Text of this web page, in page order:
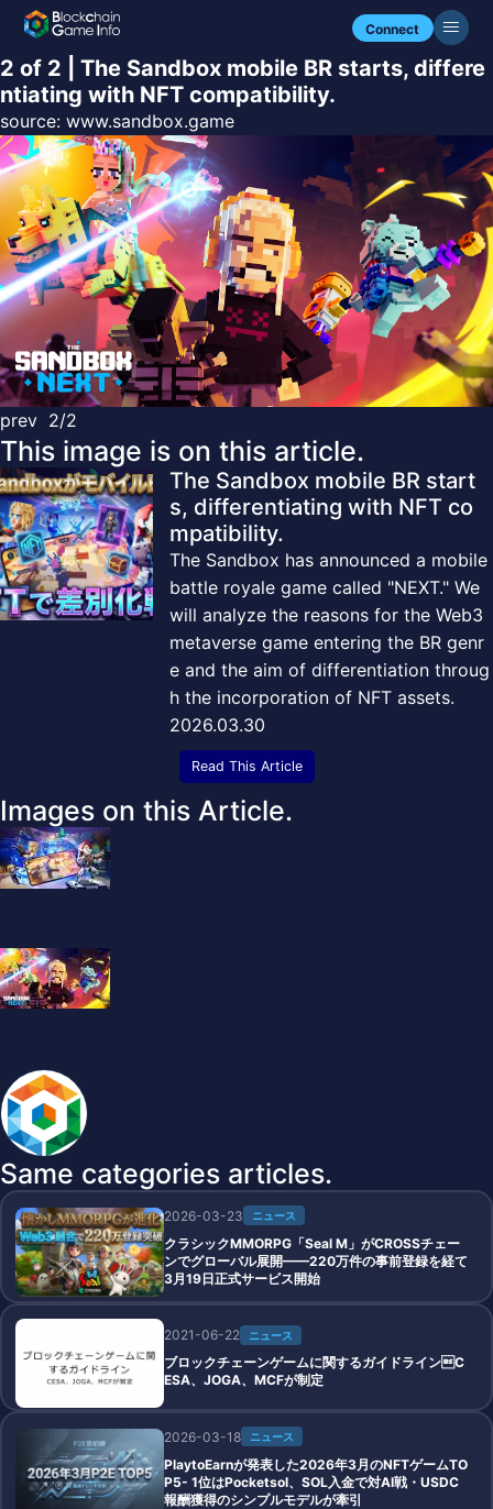
Connect
2 of 2 | The Sandbox mobile BR starts, differe
ntiating with NFT compatibility.
source: www.sandbox.game
prev 2/2
This image is on this article.
The Sandbox mobile BR start
s, differentiating with NFT co
mpatibility.
The Sandbox has announced a mobile
battle royale game called "NEXT." We
will analyze the reasons for the Web3
metaverse game entering the BR genr
e and the aim of differentiation throug
h the incorporation of NFT assets.
2026.03.30
Read This Article
Images on this Article.
Same categories articles.
2026-03-23 ニュース
クラシックMMORPG「Seal M」がCROSSチェー
ンでグローバル展開——220万件の事前登録を経て
3月19日正式サービス開始
2021-06-22 ニュース
ブロックチェーンゲームに関するガイドラインC
ESA、JOGA、MCFが制定
2026-03-18 ニュース
PlaytoEarnが発表した2026年3月のNFTゲームTO
P5- 1位はPocketsol、SOL入金で対AI戦・USDC
報酬獲得のシンプルモデルが牽引